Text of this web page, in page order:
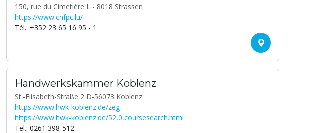
150, rue du Cimetière L - 8018 Strassen
https://www.cnfpc.lu/
Tél.: +352 23 65 16 95 - 1
Handwerkskammer Koblenz
St.-Elisabeth-Straße 2 D-56073 Koblenz
https://www.hwk-koblenz.de/zeg
https://www.hwk-koblenz.de/52,0,coursesearch.html
Tel.: 0261 398-512